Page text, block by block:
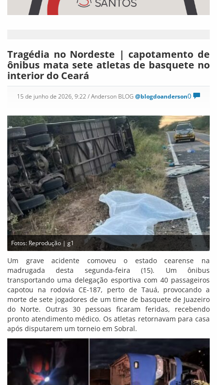
Tragédia no Nordeste | capotamento de
ônibus mata sete atletas de basquete no
interior do Ceará
0
15 de junho de 2026, 9:22 / Anderson BLOG @blogdoanderson
Fotos: Reprodução | g1
Um grave acidente comoveu o estado cearense na
madrugada desta segunda-feira (15). Um ônibus
transportando uma delegação esportiva com 40 passageiros
capotou na rodovia CE-187, perto de Tauá, provocando a
morte de sete jogadores de um time de basquete de Juazeiro
do Norte. Outras 30 pessoas ficaram feridas, recebendo
pronto atendimento médico. Os atletas retornavam para casa
após disputarem um torneio em Sobral.